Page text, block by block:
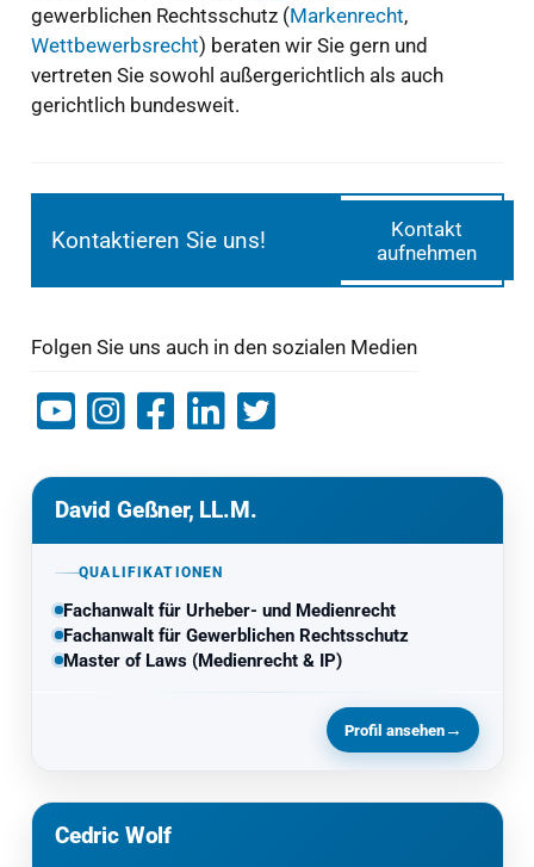
gewerblichen Rechtsschutz (Markenrecht,
Wettbewerbsrecht) beraten wir Sie gern und
vertreten Sie sowohl außergerichtlich als auch
gerichtlich bundesweit.
Kontaktieren Sie uns!
Kontakt
aufnehmen
Folgen Sie uns auch in den sozialen Medien
David Geßner, LL.M.
QUALIFIKATIONEN
Fachanwalt für Urheber- und Medienrecht
Fachanwalt für Gewerblichen Rechtsschutz
Master of Laws (Medienrecht & IP)
Profil ansehen→
Cedric Wolf